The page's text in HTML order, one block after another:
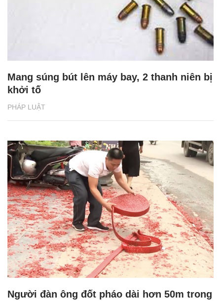
PHÁP LUẬT
Mang súng bút lên máy bay, 2 thanh niên bị
khởi tố
Người đàn ông đốt pháo dài hơn 50m trong